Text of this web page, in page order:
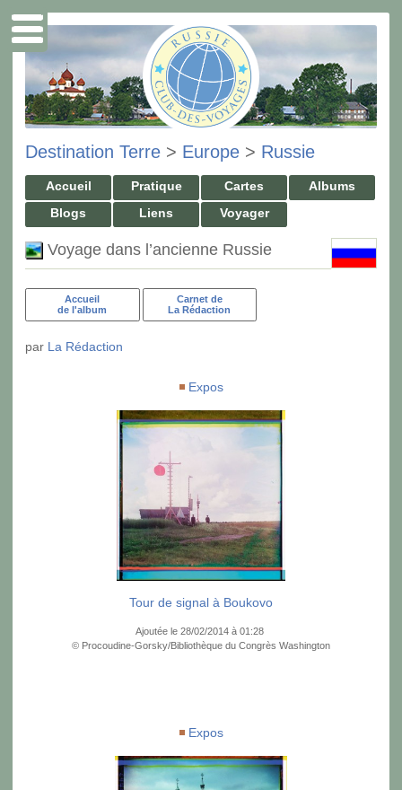
Destination Terre > Europe > Russie
Accueil Pratique Cartes
Albums
Blogs
Liens Voyager
Voyage dans l’ancienne Russie
Accueil
de l'album
Carnet de
La Rédaction
par La Rédaction
Expos
Tour de signal à Boukovo
Ajoutée le 28/02/2014 à 01:28
© Procoudine-Gorsky/Bibliothèque du Congrès Washington
Expos